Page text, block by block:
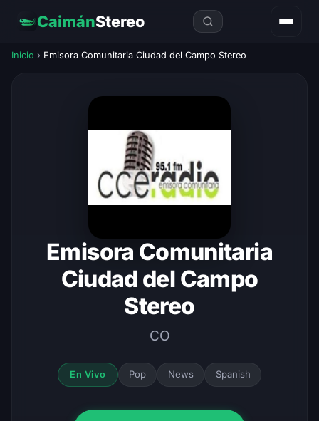
CaimánStereo
Inicio › Emisora Comunitaria Ciudad del Campo Stereo
Emisora Comunitaria
Ciudad del Campo
Stereo
CO
En Vivo Pop News Spanish